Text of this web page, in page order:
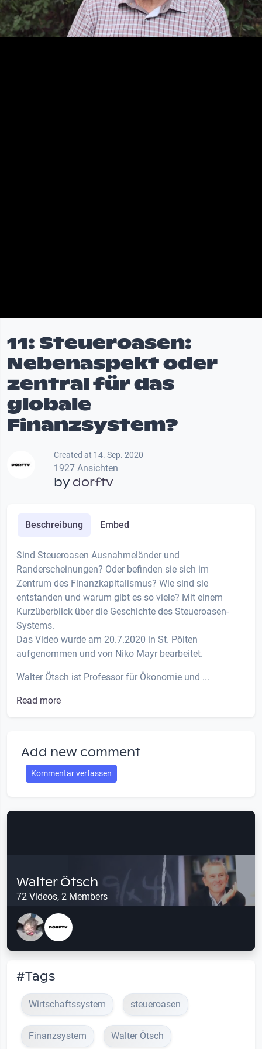
11: Steueroasen:
Nebenaspekt oder
zentral für das
globale
Finanzsystem?
Created at 14. Sep. 2020
1927 Ansichten
bydorftv
Beschreibung Embed
Sind Steueroasen Ausnahmeländer und
Randerscheinungen? Oder befinden sie sich im
Zentrum des Finanzkapitalismus? Wie sind sie
entstanden und warum gibt es so viele? Mit einem
Kurzüberblick über die Geschichte des Steueroasen-
Systems.
Das Video wurde am 20.7.2020 in St. Pölten
aufgenommen und von Niko Mayr bearbeitet.
Walter Ötsch ist Professor für Ökonomie und ...
Read more
Add new comment
Kommentar verfassen
Walter Ötsch
72 Videos, 2 Members
#Tags
Wirtschaftssystem steueroasen
Finanzsystem Walter Ötsch